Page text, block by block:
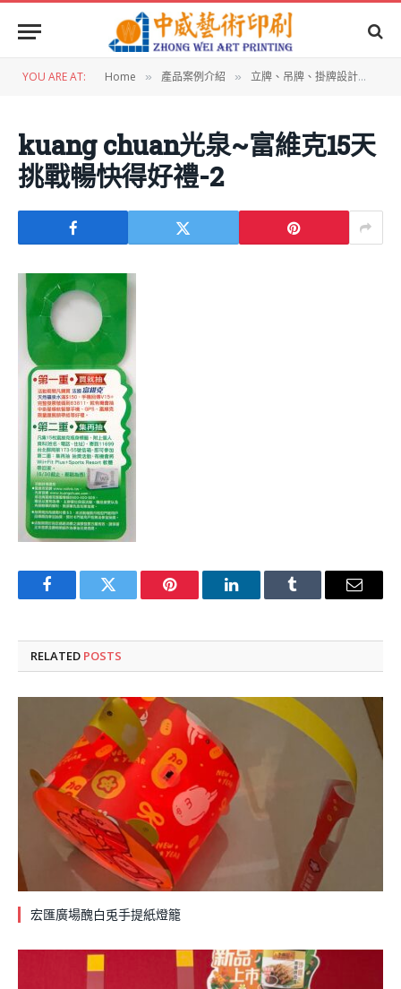
YOU ARE AT: Home » 產品案例介紹 » 立牌、吊牌、掛牌設計
kuang chuan光泉~富維克15天
挑戰暢快得好禮-2
FacebookTwitter Pinterest LinkedInTumblr Email
RELATED POSTS
宏匯廣場醜白兎手提紙燈籠